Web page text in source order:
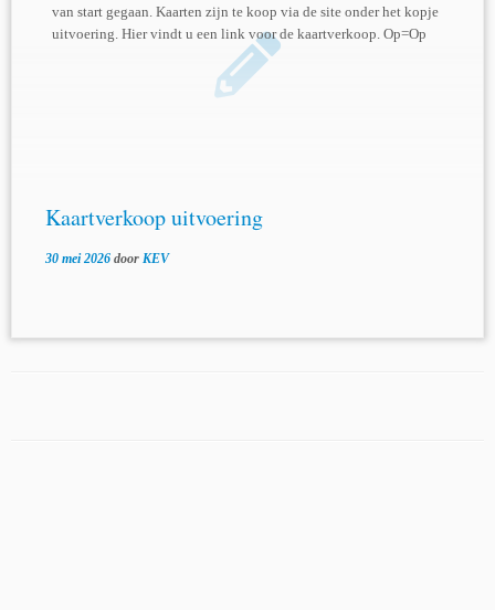
van start gegaan. Kaarten zijn te koop via de site onder het kopje
uitvoering. Hier vindt u een link voor de kaartverkoop. Op=Op
Kaartverkoop uitvoering
30 mei 2026 door KEV